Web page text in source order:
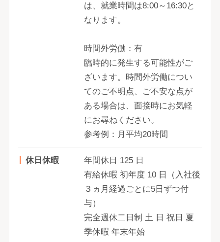
は、就業時間は8:00～16:30と
なります。
時間外労働：有
臨時的に発生する可能性がご
ざいます。時間外労働につい
てのご不明点、ご不安な点が
ある場合は、面接時にお気軽
にお尋ねください。
参考例：月平均20時間
休日休暇
年間休日 125 日
有給休暇 初年度 10 日（入社後
３ヵ月経過ごとに5日ずつ付
与）
完全週休二日制 土 日 祝日 夏
季休暇 年末年始